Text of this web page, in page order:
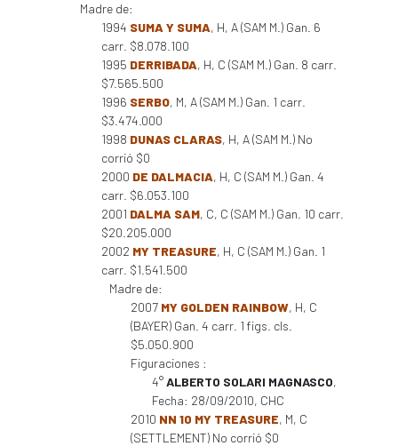
Madre de:
1994 SUMA Y SUMA, H, A (SAM M.) Gan. 6
carr. $8.078.100
1995 DERRIBADA, H, C (SAM M.) Gan. 8 carr.
$7.565.500
1996 SERBO, M, A (SAM M.) Gan. 1 carr.
$3.474.000
1998 DUNAS CLARAS, H, A (SAM M.) No
corrió $0
2000 DE DALMACIA, H, C (SAM M.) Gan. 4
carr. $6.053.100
2001 DALMA SAM, C, C (SAM M.) Gan. 10 carr.
$20.205.000
2002 MY TREASURE, H, C (SAM M.) Gan. 1
carr. $1.541.500
Madre de:
2007 MY GOLDEN RAINBOW, H, C
(BAYER) Gan. 4 carr. 1 figs. cls.
$5.050.900
Figuraciones :
4°ALBERTO SOLARI MAGNASCO,
Fecha: 28/09/2010, CHC
2010 NN 10 MY TREASURE, M, C
(SETTLEMENT) No corrió $0